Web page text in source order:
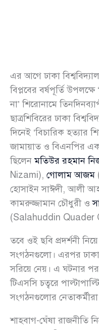
এর আগে ঢাকা
বিপ্লবের বর্ষপূর্তি
না’ শিরোনামে
ছাত্রশিবিরের ঢাকা
দিনেই ‘বিচারিক হত্যার
জামায়াত ও বিএনপির
ছিলেনমতিউর রহমান
Nizami), গোলাম আজম
হোসাইন সাঈদী, আলী
কামরুজ্জামান চৌধুরী ও
(Salahuddin Quader
তবে ওই ছবি প্রদর্শনী নিয়ে
সংগঠনগুলো। এরপর ঢাকা
সরিয়ে নেয়। এ ঘটনার পর
টিএসসি চত্বরে
সংগঠনগুলোর
শাহবাগ-ঘেঁষা রাজনীতি